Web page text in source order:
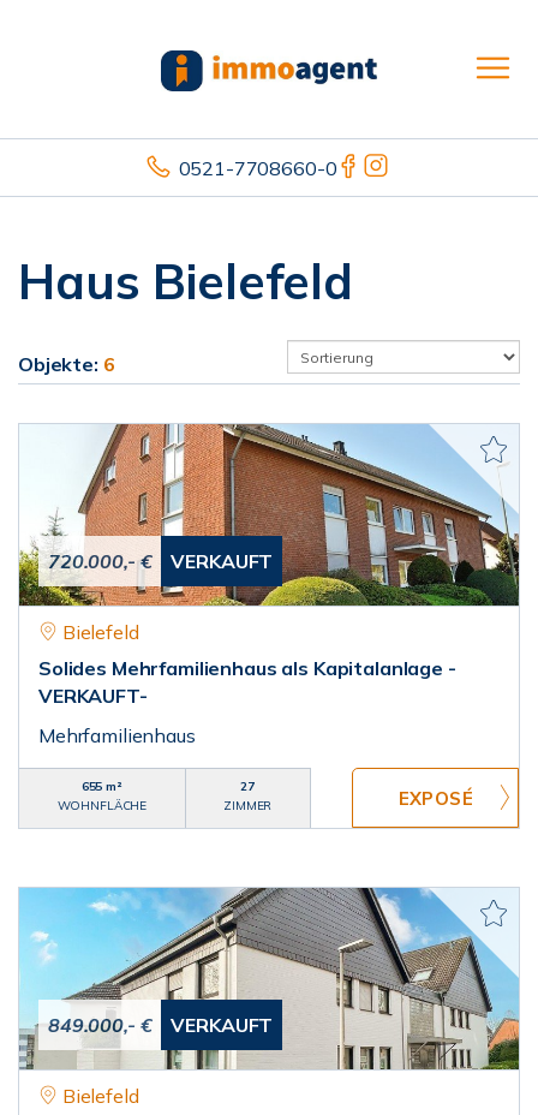
0521-7708660-0
Haus Bielefeld
Objekte: 6
720.000,- € VERKAUFT
Bielefeld
Solides Mehrfamilienhaus als Kapitalanlage -
VERKAUFT-
Mehrfamilienhaus
655 m²
WOHNFLÄCHE
27
ZIMMER
849.000,- € VERKAUFT
Bielefeld